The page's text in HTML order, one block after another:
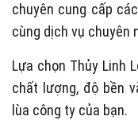
chuyên cung cấp
cùng dịch vụ chuyên
Lựa chọn Thủy Linh
chất lượng, độ bền
lùa công ty của bạn.